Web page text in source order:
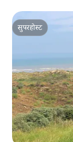
सुपरहोस्ट
सुपरहोस्ट